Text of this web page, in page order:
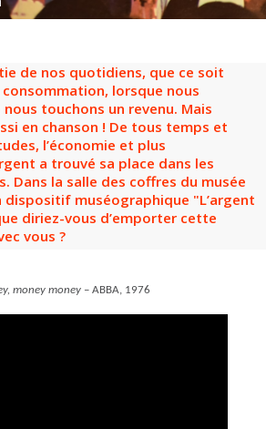
de nos quotidiens, que ce soit
lorsque nous
touchons un revenu. Mais
en chanson ! De tous temps et
l’économie et plus
a trouvé sa place dans les
Dans la salle des coffres du musée
dispositif muséographique "L’argent
diriez-vous d’emporter cette
vous ?
money money– ABBA, 1976